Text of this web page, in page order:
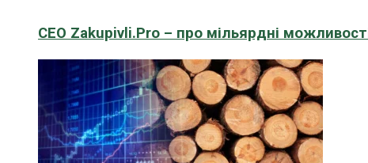
CEO Zakupivli.Pro – про мільярдні